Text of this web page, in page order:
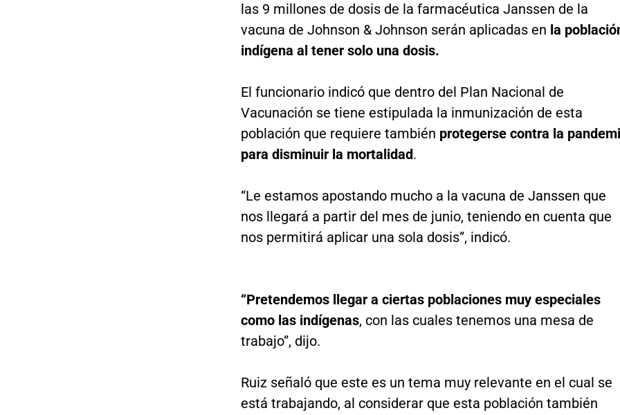
las 9 millones de dosis de la farmacéutica Janssen de la
vacuna de Johnson & Johnson serán aplicadas en la
indígena al tener solo una dosis.
El funcionario indicó que dentro del Plan Nacional de
Vacunación se tiene estipulada la inmunización de esta
población que requiere también protegerse contra la
para disminuir la mortalidad.
“Le estamos apostando mucho a la vacuna de Janssen que
nos llegará a partir del mes de junio, teniendo en cuenta que
nos permitirá aplicar una sola dosis”, indicó.
“Pretendemos llegar a ciertas poblaciones muy especiales
como las indígenas, con las cuales tenemos una mesa de
trabajo”, dijo.
Ruiz señaló que este es un tema muy relevante en el cual se
está trabajando, al considerar que esta población también